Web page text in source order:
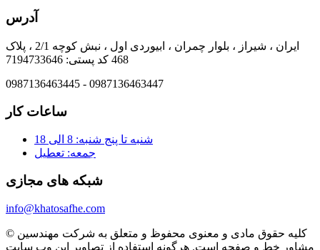
آدرس
ایران ، شیراز ، بلوار چمران ، ابیوردی اول ، نبش کوچه 2/1 ، پلاک
468 کد پستی: 7194733646
0987136463445 - 0987136463447
ساعات کار
شنبه تا پنج شنبه: 8 الی 18
جمعه: تعطیل
شبکه های مجازی
info@khatosafhe.com
© کلیه حقوق مادی و معنوی محفوظ و متعلق به شرکت مهندسین
مشاور خط و صفحه است. هرگونه استفاده از تصاویر این وب سایت